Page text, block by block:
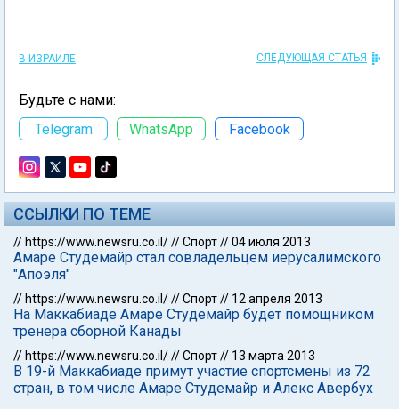
В ИЗРАИЛЕ СЛЕДУЮЩАЯ СТАТЬЯ
Будьте с нами:
Telegram
WhatsApp Facebook
ССЫЛКИ ПО ТЕМЕ
// https://www.newsru.co.il///Спорт//04 июля 2013
Амаре Студемайр стал совладельцем иерусалимского
"Апоэля"
// https://www.newsru.co.il///Спорт// 12 апреля 2013
На Маккабиаде Амаре Студемайр будет помощником
тренера сборной Канады
// https://www.newsru.co.il///Спорт// 13 марта 2013
В 19-й Маккабиаде примут участие спортсмены из 72
стран, в том числе Амаре Студемайр и Алекс Авербух